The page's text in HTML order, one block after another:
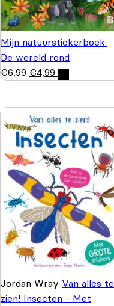
Mijn natuurstickerboek:
De wereld rond
€6,99 €4,99
Jordan Wray Van alles te
zien! Insecten - Met